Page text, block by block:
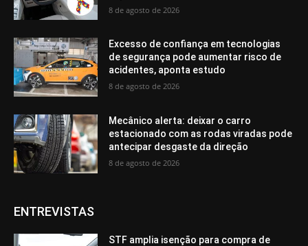
8 de agosto de 2026
Excesso de confiança em tecnologias
de segurança pode aumentar risco de
acidentes, aponta estudo
8 de agosto de 2026
Mecânico alerta: deixar o carro
estacionado com as rodas viradas pode
antecipar desgaste da direção
8 de agosto de 2026
ENTREVISTAS
STF amplia isenção para compra de